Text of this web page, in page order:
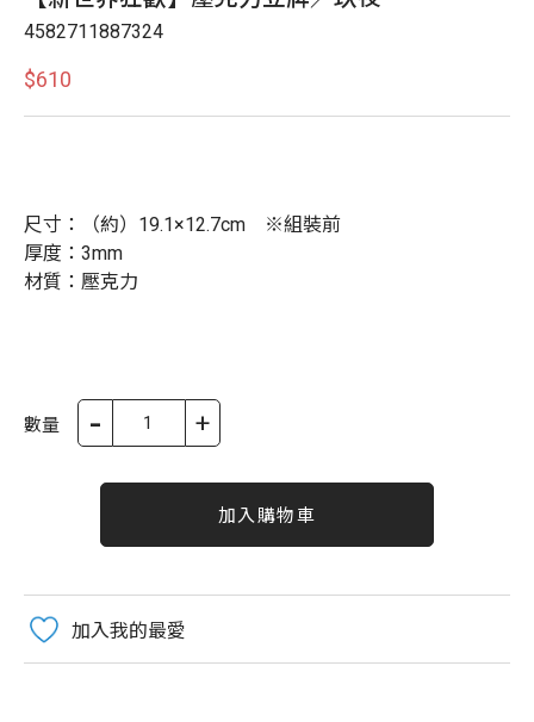
4582711887324
$610
尺寸：（約）19.1×12.7cm ※組裝前
厚度：3mm
材質：壓克力
數量 - +
加入購物車
加入我的最愛